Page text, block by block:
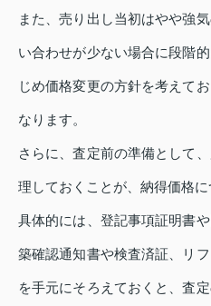
また、売り出し当初はやや強
い合わせが少ない場合に段階
じめ価格変更の方針を考えて
なります。
さらに、査定前の準備として
理しておくことが、納得価格に
具体的には、登記事項証明書
築確認通知書や検査済証、リ
を手元にそろえておくと、査